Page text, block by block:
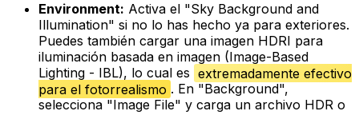
Environment: Activa el "Sky Background and
Illumination" si no lo has hecho ya para exteriores.
Puedes también cargar una imagen HDRI para
iluminación basada en imagen (Image-Based
Lighting - IBL), lo cual es extremadamente efectivo
para el fotorrealismo . En "Background",
selecciona "Image File" y carga un archivo HDR o